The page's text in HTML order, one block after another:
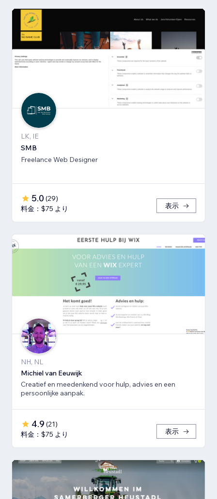
LK, IE
SMB
Freelance Web Designer
5.0 (29)
料金：$75 より
表示
NH, NL
Michiel van Eeuwijk
Creatief en meedenkend voor hulp, advies en een
persoonlijke aanpak.
4.9 (21)
料金：$75 より
表示